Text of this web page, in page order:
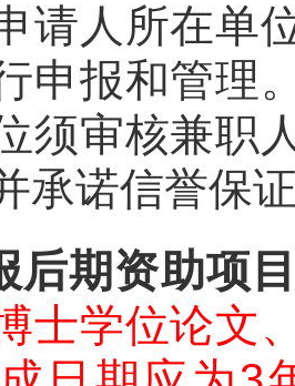
请人所在单
申报和管理
须审核兼职
承诺信誉保
后期资助项
士学位论文